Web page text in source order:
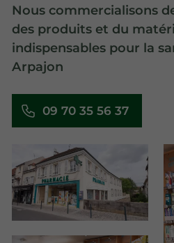
Nous commercialisons
des produits et du
indispensables pour la
Arpajon
09 70 35 56 37